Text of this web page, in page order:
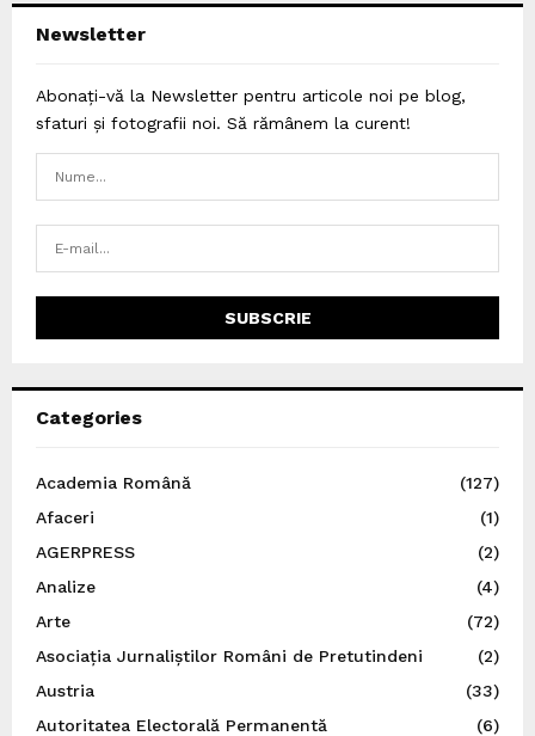
Newsletter
Abonați-vă la Newsletter pentru articole noi pe blog,
sfaturi și fotografii noi. Să rămânem la curent!
Categories
Academia Română
(127)
Afaceri
(1)
AGERPRESS
(2)
Analize
(4)
Arte
(72)
Asociația Jurnaliștilor Români de Pretutindeni
(2)
Austria
(33)
Autoritatea Electorală Permanentă
(6)